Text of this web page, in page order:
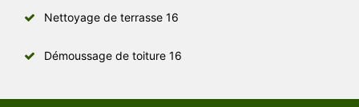
Nettoyage de terrasse 16
Démoussage de toiture 16